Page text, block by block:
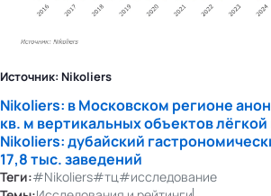
Источник: Nikoliers
Nikoliers: в Московском регионе
кв. м вертикальных объектов
Nikoliers: дубайский
17,8 тыс. заведений
Теги:#Nikoliers#тц#исследование